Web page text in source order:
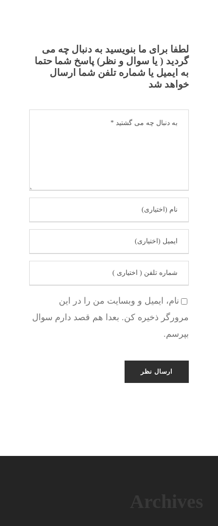
لطفا برای ما بنویسید به دنبال چه می
گردید ( یا سوال و نظر) پاسخ شما حتما
به ایمیل یا شماره تلفن شما ارسال
خواهد شد
نام، ایمیل و وبسایت من را در این
مرورگر ذخیره کن. بعدا هم قصد دارم سوال
بپرسم.